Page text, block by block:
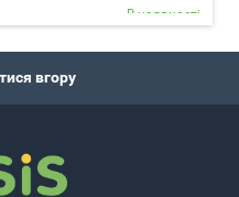
В наявності
вгору